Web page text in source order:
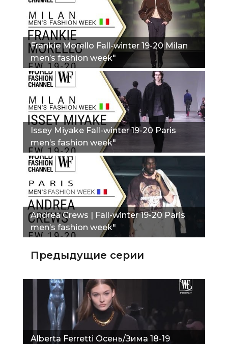
Frankie Morello Fall-winter 19-20 Milan
men’s fashion week"
Issey Miyake Fall-winter 19-20 Paris
men’s fashion week"
Andrea Crews | Fall-winter 19-20 Paris
men’s fashion week"
Предыдущие серии
Alberta Ferretti Осень/Зима 18-19